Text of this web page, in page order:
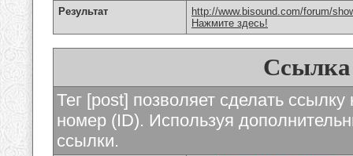
Результат
http://www.bisound.com/forum/
Нажмите здесь!
Ссылка
Тег [post] позволяет сделать
номер (ID). Используя
ссылки.